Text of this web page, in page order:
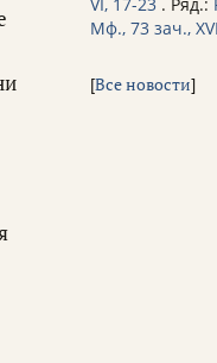
Мф., 73 зач.,
[Все новости]